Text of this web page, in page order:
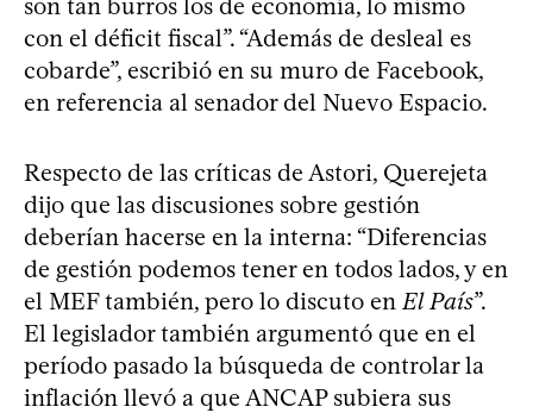
son tan burros los de economía, lo mismo
con el déficit fiscal”. “Además de desleal es
cobarde”, escribió en su muro de Facebook,
en referencia al senador del Nuevo Espacio.
Respecto de las críticas de Astori, Querejeta
dijo que las discusiones sobre gestión
deberían hacerse en la interna: “Diferencias
de gestión podemos tener en todos lados, y en
el MEF también, pero lo discuto enEl País”.
El legislador también argumentó que en el
período pasado la búsqueda de controlar la
inflación llevó a que ANCAP subiera sus